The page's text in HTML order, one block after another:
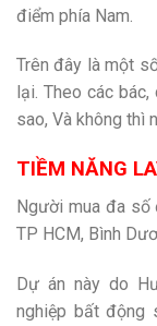
điểm phía Nam.
Trên đây là một
lại. Theo các
sao, Và không thì
TIỀM NĂNG
Người mua đa số
TP HCM, Bình
Dự án này do
nghiệp bất động